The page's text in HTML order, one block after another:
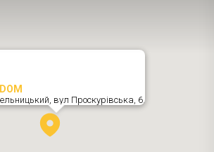
вул Проскурівська, 6,